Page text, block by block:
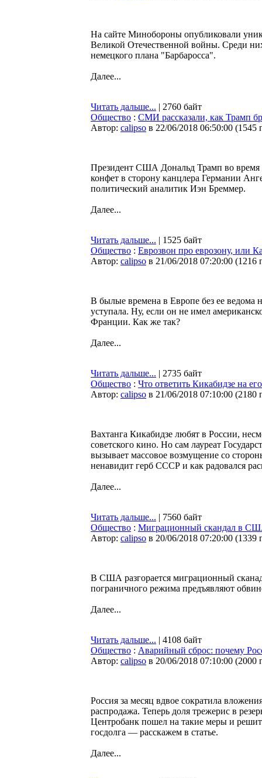
На сайте Минобороны опубликовали
Великой Отечественной войны. Среди
немецкого плана "Барбаросса".
Далее...
Читать дальше... | 2760 байт
Общество : СМИ рассказали, как Трамп
Автор: calipso в 22/06/2018 06:50:00 (1545
Президент США Дональд Трамп во время
конфет в сторону канцлера Германии
политический аналитик Иэн Бреммер.
Далее...
Читать дальше... | 1525 байт
Общество : Еврозвон про еврозону, или
Автор: calipso в 21/06/2018 07:20:00 (1216
В былые времена в Европе без ее
уступала. Ну, если он не имел
Франции. Как же так?
Далее...
Читать дальше... | 2735 байт
Общество : Что ответить Кикабидзе на
Автор: calipso в 21/06/2018 07:10:00 (2180
Вахтанга Кикабидзе любят в России,
советского кино. Но сам лауреат
вызывает массовое возмущение со
ненавидит герб СССР и как радовался
Далее...
Читать дальше... | 7560 байт
Общество : Миграционный скандал в
Автор: calipso в 20/06/2018 07:20:00 (1339
В США разгорается миграционный
пограничного режима предъявляют
Далее...
Читать дальше... | 4108 байт
Общество : Аварийный сброс: почему
Автор: calipso в 20/06/2018 07:10:00 (2000
Россия за месяц вдвое сократила
распродажа. Теперь доля трежерис в
Центробанк пошел на такие меры и
госдолга — расскажем в статье.
Далее...